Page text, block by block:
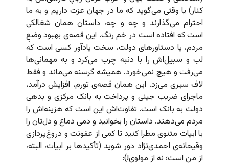
کنار) یا وقتی می‌گوید که ما در جهان عزت داریم و به ما
احترام می‌گذارند و چه و چه، داستان همان شغالکی
است که افتاده است در خم رنگ. این قصه‌ی بهبود وضعِ
مردم، یا دستاورهای دولت، سخت یادآور کسی است که
لب و سبیل‌اش را با دنبه چرب می‌کرد و به مهمانی‌ها
می‌رفت و هیچ نمی‌خورد. همیشه گرسنه می‌ماند و فقط
لاف سیری می‌زد. این همان قصه‌ی تورم، افزایش درآمد،‌
ماجرای ضریب جینی و پرداخت به بانک مرکزی و بدهی
دولت به بانک است. تفاوت‌اش این است که هزینه‌اش را
مردم می‌دهند. داستان را بخوانید و دمی دماغ و دل‌تان را
با ابیات مثنوی مطرا کنید تا کمی از عفونت و دروغ‌پردازی
وقیحانه‌ی احمدی‌نژاد دور شوید (تأکیدها بر ابیات، البته،
از من است؛ نه از مولوی!):